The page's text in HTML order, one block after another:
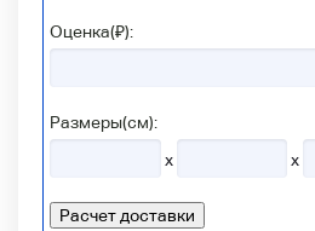
Оценка(₽):
Размеры(см):
x
x
Расчет доставки